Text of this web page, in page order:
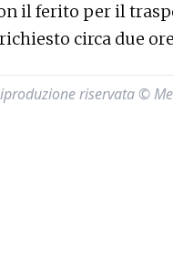
il ferito per il
circa due
riservata ©